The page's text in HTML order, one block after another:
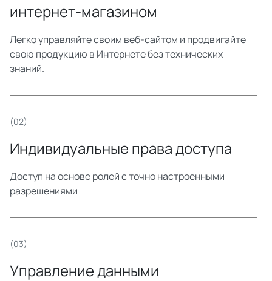
интернет-магазином
Легко управляйте своим веб-сайтом и продвигайте
свою продукцию в Интернете без технических
знаний.
(02)
Индивидуальные права доступа
Доступ на основе ролей с точно настроенными
разрешениями
(03)
Управление данными